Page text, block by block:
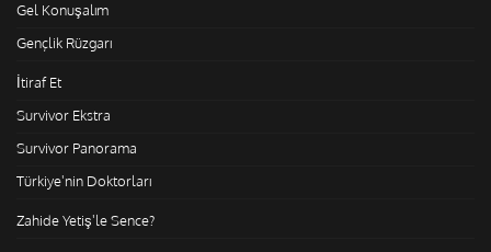
Gel Konuşalım
Gençlik Rüzgarı
İtiraf Et
Survivor Ekstra
Survivor Panorama
Türkiye'nin Doktorları
Zahide Yetiş'le Sence?